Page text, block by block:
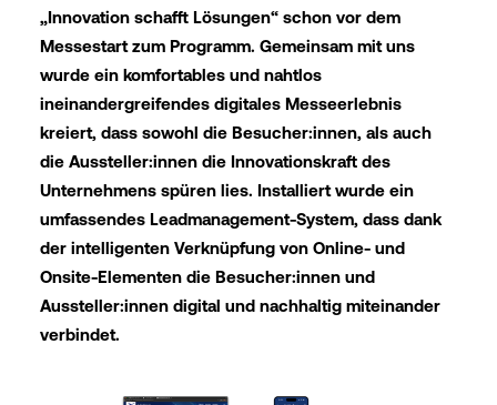
„Innovation schafft Lösungen“ schon vor dem
Messestart zum Programm. Gemeinsam mit uns
wurde ein komfortables und nahtlos
ineinandergreifendes digitales Messeerlebnis
kreiert, dass sowohl die Besucher:innen, als auch
die Aussteller:innen die Innovationskraft des
Unternehmens spüren lies. Installiert wurde ein
umfassendes Leadmanagement-System, dass dank
der intelligenten Verknüpfung von Online- und
Onsite-Elementen die Besucher:innen und
Aussteller:innen digital und nachhaltig miteinander
verbindet.